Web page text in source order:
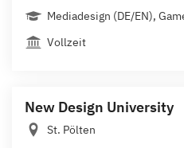
Mediadesign (DE/EN),
Vollzeit
New Design University
St. Pölten